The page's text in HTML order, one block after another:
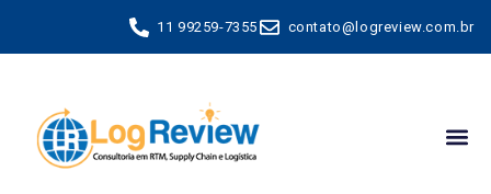
11 99259-7355 contato@logreview.com.br